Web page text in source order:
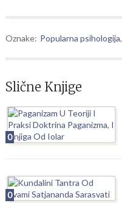
Oznake: Popularna psihologija,
Slične Knjige
0
0